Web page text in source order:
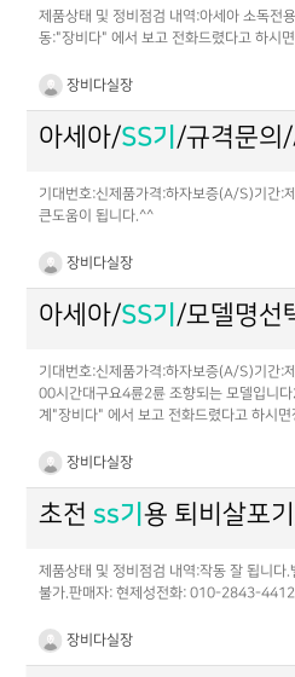
제품상태 및 정비점검 내역:아세아 소독
동:"장비다" 에서 보고 전화드렸다고 하시
장비다실장
아세아/SS기 /규격문
기대번호:신제품가격:하자보증(A/S)기간:
큰도움이 됩니다.^^
장비다실장
아세아/SS기 /모델명선
기대번호:신제품가격:하자보증(A/S)기간:
00시간대구요4륜2륜 조향되는 모델입니
계"장비다" 에서 보고 전화드렸다고 하시
장비다실장
초전 ss기 용 퇴비살포
제품상태 및 정비점검 내역:작동 잘 됩니다
불가.판매자: 현제성전화: 010-2843-4412
장비다실장